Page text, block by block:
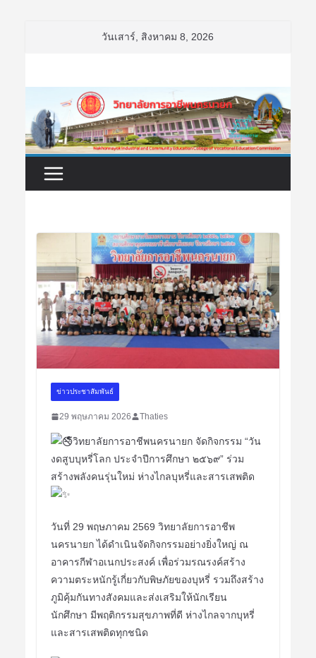
วันเสาร์, สิงหาคม 8, 2026
ข่าวประชาสัมพันธ์
29 พฤษภาคม 2026 Thaties
วิทยาลัยการอาชีพนครนายก จัดกิจกรรม “วัน
งดสูบบุหรี่โลก ประจำปีการศึกษา ๒๕๖๙” ร่วม
สร้างพลังคนรุ่นใหม่ ห่างไกลบุหรี่และสารเสพติด
วันที่ 29 พฤษภาคม 2569 วิทยาลัยการอาชีพ
นครนายก ได้ดำเนินจัดกิจกรรมอย่างยิ่งใหญ่ ณ
อาคารกีฬาอเนกประสงค์ เพื่อร่วมรณรงค์สร้าง
ความตระหนักรู้เกี่ยวกับพิษภัยของบุหรี่ รวมถึงสร้าง
ภูมิคุ้มกันทางสังคมและส่งเสริมให้นักเรียน
นักศึกษา มีพฤติกรรมสุขภาพที่ดี ห่างไกลจากบุหรี่
และสารเสพติดทุกชนิด